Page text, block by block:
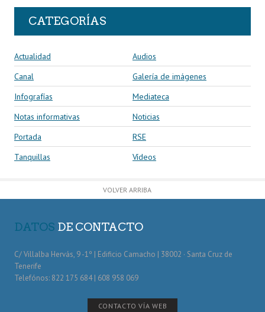
CATEGORÍAS
Actualidad
Audios
Canal
Galería de imágenes
Infografías
Mediateca
Notas informativas
Noticias
Portada
RSE
Tanquillas
Vídeos
VOLVER ARRIBA
DATOS DE CONTACTO
C/ Villalba Hervás, 9 -1º | Edificio Camacho | 38002 · Santa Cruz de
Tenerife
Telefónos: 822 175 684 | 608 958 069
CONTACTO VÍA WEB